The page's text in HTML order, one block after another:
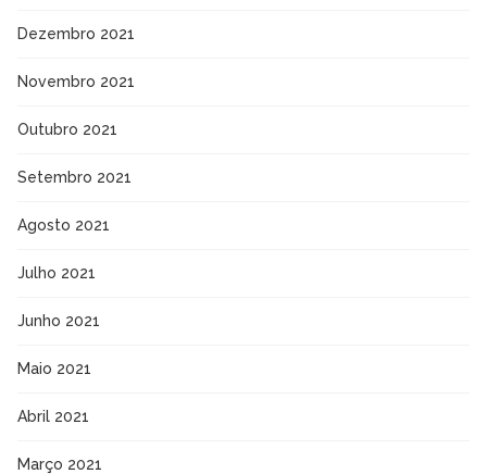
Dezembro 2021
Novembro 2021
Outubro 2021
Setembro 2021
Agosto 2021
Julho 2021
Junho 2021
Maio 2021
Abril 2021
Março 2021